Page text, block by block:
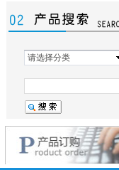
请选择分类